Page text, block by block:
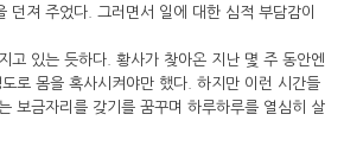
져 주었다. 그러면서 일에 대한 심적 부담감이
고 있는 듯하다. 황사가 찾아온 지난 몇 주 동안엔
로 몸을 혹사시켜야만 했다. 하지만 이런 시간들
보금자리를 갖기를 꿈꾸며 하루하루를 열심히 살